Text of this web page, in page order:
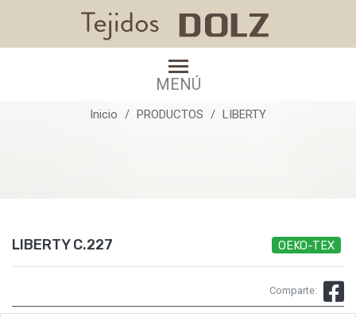
MENÚ
LIBERTY C.227
Inicio PRODUCTOS LIBERTY
LIBERTY C.227 OEKO-TEX
Comparte: